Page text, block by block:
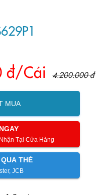
đ/Cái 4.200.000 đ
MUA
Tại Cửa Hàng
THẺ
JCB